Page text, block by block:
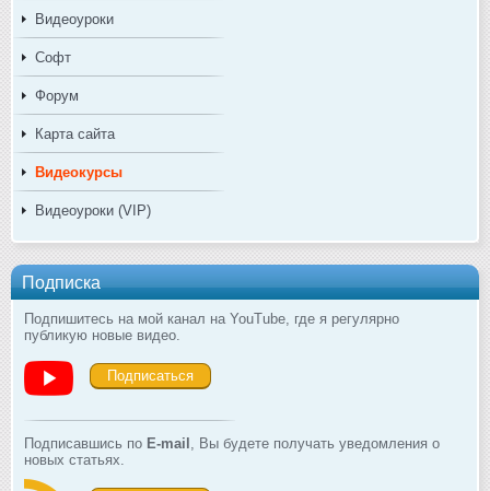
Видеоуроки
Софт
Форум
Карта сайта
Видеокурсы
Видеоуроки (VIP)
Подписка
Подпишитесь на мой канал на YouTube, где я регулярно
публикую новые видео.
Подписаться
Подписавшись по E-mail , Вы будете получать уведомления о
новых статьях.